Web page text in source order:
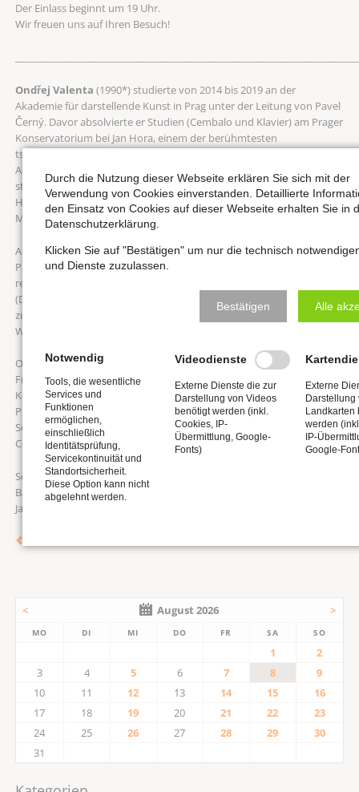
Der Einlass beginnt um 19 Uhr.
Wir freuen uns auf Ihren Besuch!
Ondřej Valenta (1990*) studierte von 2014 bis 2019 an der
Akademie für darstellende Kunst in Prag unter der Leitung von Pavel
Černý. Davor absolvierte er Studien (Cembalo und Klavier) am Prager
Konservatorium bei Jan Hora, einem der berühmtesten
tschechischen Organisten. Sein Cembalo-Studium setzte er an der
Akademie unter der Leitung von Monika Knoblochová fort. Er
studierte auch am Mozarteum in Salzburg unter der Leitung von
Hannfried Lucke (2017 / 2018) und zwischen 2020 und 2021 in
München bei Prof. Christine Schornsheim.
An mehreren Orgelwettbewerben nahm er erfolgreich teil (u.a.
Pardubice, Brno). Seine Kenntnisse und Fähigkeiten erweitert er
regelmäßig durch Meisterkurse in Tschechien sowie im Ausland
(Deutschland, Frankreich, Niederlande, Spanien und Liechtenstein),
zum Beispiel bei J. Tůma, M. Schmeding, P. Crivelaro, L. Lohmann, E.
Wiersinga, T. Jellema, J. P. Griveau, S. Baier, K. Urbaniak.
Ondřej Valenta hat schon in Schweden, Italien, Deutschland,
Frankreich, Niederlande, Spanien, Polen, Dänemark und Österreich
Konzerte gegeben. Neben anderen Aktivitäten unterrichtet er am
Prager Konservatorium und musiziert gemeinsam mit anderen
Solisten (insbesondere als Duo mit Flöte, oder als Trio mit Orgel bzw.
Cembalo, Violine und Flöte) sowie mit Chören und Orchestern.
Seit 2016 ist Ondřej Valenta Hauptorganist und Musikdirektor in der
Basilika St. Petri und Pauli (Königliches Kapitel Vyšehrad) in Prag. Im
Jahr 2024 wurde er als Organist am St. Veitsdom in Prag berufen.
< August 2026 >
MO DI MI DO FR SA SO
1
2
3
4 5 6 7 8
9
10
11 12 13 14 15
16
17
18 19 20 21 22
23
24
25 26 27 28 29
30
31
Durch die Nutzung dieser Webseite erklären Sie sich mit der
Verwendung von Cookies einverstanden. Detaillierte
den Einsatz von Cookies auf dieser Webseite erhalten Sie in
Datenschutzerklärung.
Klicken Sie auf "Bestätigen" um nur die technisch
und Dienste zuzulassen.
Bestätigen Alle
Notwendig
Tools, die wesentliche
Services und
Funktionen
ermöglichen,
einschließlich
Identitätsprüfung,
Servicekontinuität und
Standortsicherheit.
Diese Option kann nicht
abgelehnt werden.
Videodienste
Externe Dienste die zur
Darstellung von Videos
benötigt werden (inkl.
Cookies, IP-
Übermittlung, Google-
Fonts)
Externe
Darstellung
Landkarten
werden
IP-
Google-